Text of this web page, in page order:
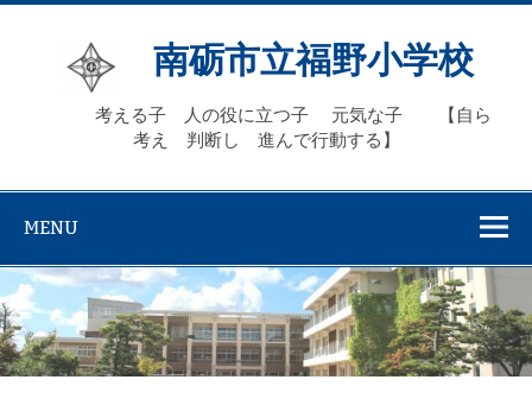
Skip
南砺市立福野小学校
考える子 人の役に立つ子 元気な子 【自ら
考え 判断し 進んで行動する】
MENU